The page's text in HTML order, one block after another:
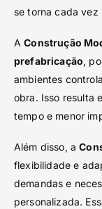
se torna cada vez
AConstrução
prefabricação,
ambientes
obra. Isso resulta
tempo e menor
Além disso, a
flexibilidade e
demandas e
personalizada.